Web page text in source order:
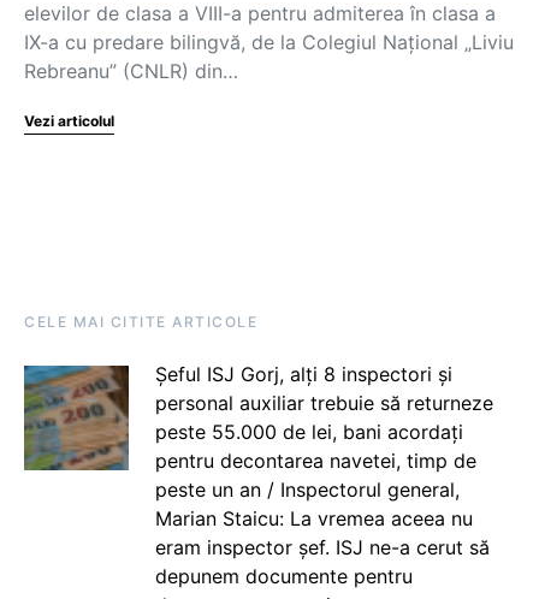
elevilor de clasa a VIII-a pentru admiterea în clasa a
IX-a cu predare bilingvă, de la Colegiul Național „Liviu
Rebreanu” (CNLR) din…
Vezi articolul
CELE MAI CITITE ARTICOLE
Șeful ISJ Gorj, alți 8 inspectori și
personal auxiliar trebuie să returneze
peste 55.000 de lei, bani acordați
pentru decontarea navetei, timp de
peste un an / Inspectorul general,
Marian Staicu: La vremea aceea nu
eram inspector șef. ISJ ne-a cerut să
depunem documente pentru